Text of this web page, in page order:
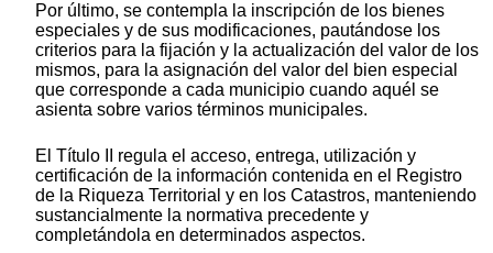
Por último, se contempla la inscripción de los bienes
especiales y de sus modificaciones, pautándose los
criterios para la fijación y la actualización del valor de los
mismos, para la asignación del valor del bien especial
que corresponde a cada municipio cuando aquél se
asienta sobre varios términos municipales.
El Título II regula el acceso, entrega, utilización y
certificación de la información contenida en el Registro
de la Riqueza Territorial y en los Catastros, manteniendo
sustancialmente la normativa precedente y
completándola en determinados aspectos.